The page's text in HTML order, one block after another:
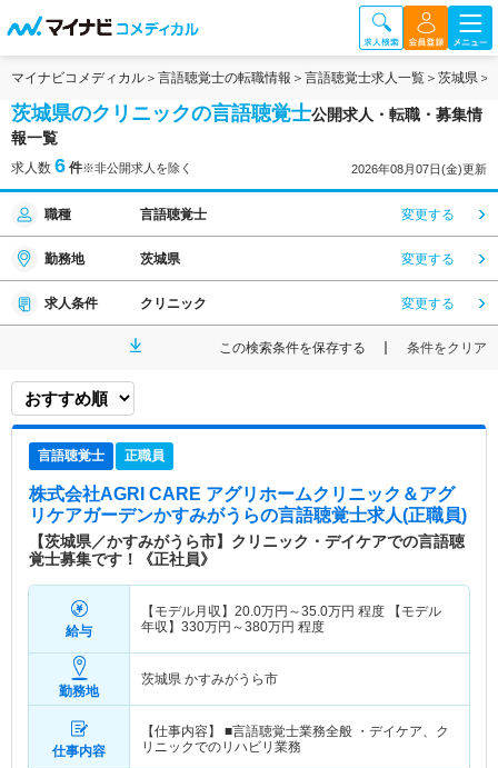
マイナビコメディカル 言語聴覚士の転職情報 言語聴覚士求人一覧 茨城県
茨城県のクリニックの言語聴覚士公開求人・転職・募集情
報一覧
求人数 6 件※非公開求人を除く 2026年08月07日(金)更新
職種 言語聴覚士 変更する
勤務地 茨城県 変更する
求人条件 クリニック 変更する
この検索条件を保存する 条件をクリア
言語聴覚士 正職員
株式会社AGRI CARE アグリホームクリニック＆アグ
リケアガーデンかすみがうらの言語聴覚士求人(正職員)
【茨城県／かすみがうら市】クリニック・デイケアでの言語聴
覚士募集です！《正社員》
給与
【モデル月収】 20.0万円～35.0万円 程度 【モデル
年収】 330万円～380万円 程度
勤務地
茨城県 かすみがうら市
仕事内容
【仕事内容】 ■言語聴覚士業務全般 ・デイケア、ク
リニックでのリハビリ業務